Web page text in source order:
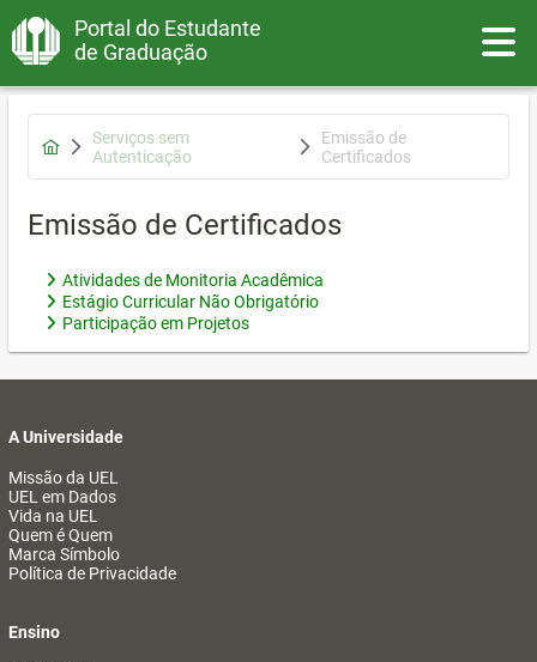
Portal do Estudante
de Graduação
Serviços sem
Autenticação
Emissão de
Certificados
Emissão de Certificados
Atividades de Monitoria Acadêmica
Estágio Curricular Não Obrigatório
Participação em Projetos
A Universidade
Missão da UEL
UEL em Dados
Vida na UEL
Quem é Quem
Marca Símbolo
Política de Privacidade
Ensino